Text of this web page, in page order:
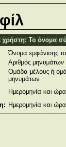
Το όνομα
Όνομα εμφάνισης
Αριθμός μηνυμάτων
Ομάδα μέλους ή
μηνυμάτων
Ημερομηνία και
Ημερομηνία και